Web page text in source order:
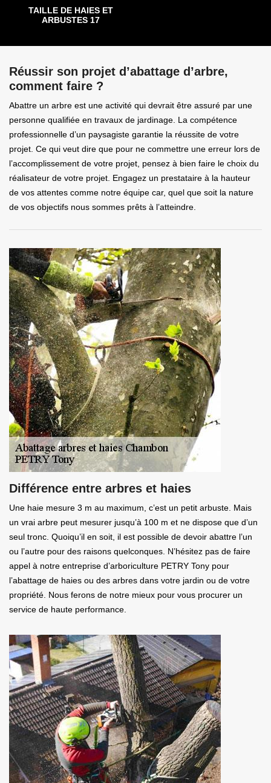
TAILLE DE HAIES ET
ARBUSTES 17
Réussir son projet d’abattage d’arbre,
comment faire ?
Abattre un arbre est une activité qui devrait être assuré par une
personne qualifiée en travaux de jardinage. La compétence
professionnelle d’un paysagiste garantie la réussite de votre
projet. Ce qui veut dire que pour ne commettre une erreur lors de
l’accomplissement de votre projet, pensez à bien faire le choix du
réalisateur de votre projet. Engagez un prestataire à la hauteur
de vos attentes comme notre équipe car, quel que soit la nature
de vos objectifs nous sommes prêts à l’atteindre.
Différence entre arbres et haies
Une haie mesure 3 m au maximum, c’est un petit arbuste. Mais
un vrai arbre peut mesurer jusqu’à 100 m et ne dispose que d’un
seul tronc. Quoiqu’il en soit, il est possible de devoir abattre l’un
ou l’autre pour des raisons quelconques. N’hésitez pas de faire
appel à notre entreprise d’arboriculture PETRY Tony pour
l’abattage de haies ou des arbres dans votre jardin ou de votre
propriété. Nous ferons de notre mieux pour vous procurer un
service de haute performance.